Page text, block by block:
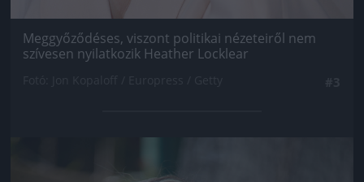
Meggyőződéses, viszont politikai nézeteiről nem
szívesen nyilatkozik Heather Locklear